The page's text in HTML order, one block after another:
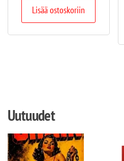
Lisää ostoskoriin
Uutuudet